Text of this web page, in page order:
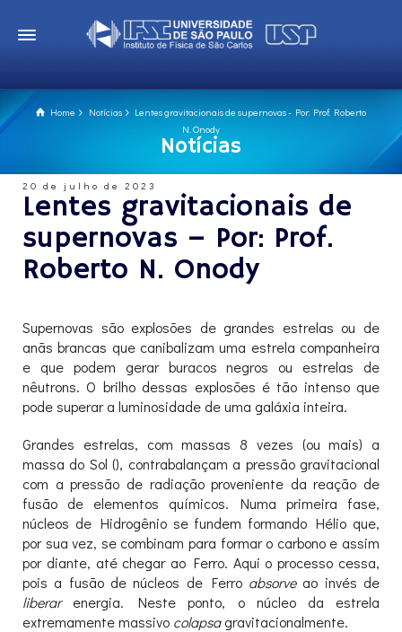
Home Notícias
Lentes gravitacionais de supernovas - Por: Prof. Roberto
N. Onody
Notícias
20 de julho de 2023
Lentes gravitacionais de
supernovas – Por: Prof.
Roberto N. Onody
Supernovas são explosões de grandes estrelas ou de
anãs brancas que canibalizam uma estrela companheira
e que podem gerar buracos negros ou estrelas de
nêutrons. O brilho dessas explosões é tão intenso que
pode superar a luminosidade de uma galáxia inteira.
Grandes estrelas, com massas 8 vezes (ou mais) a
massa do Sol (), contrabalançam a pressão gravitacional
com a pressão de radiação proveniente da reação de
fusão de elementos químicos. Numa primeira fase,
núcleos de Hidrogênio se fundem formando Hélio que,
por sua vez, se combinam para formar o carbono e assim
por diante, até chegar ao Ferro. Aqui o processo cessa,
pois a fusão de núcleos de Ferro absorveao invés de
liberarenergia. Neste ponto, o núcleo da estrela
extremamente massivo colapsagravitacionalmente.